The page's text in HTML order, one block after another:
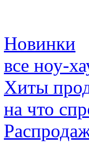
Новинки
все ноу-
Хиты
на что